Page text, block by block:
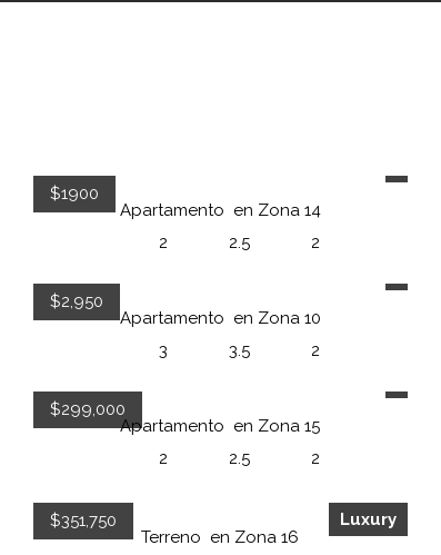
$1900
Apartamento en Zona 14
2
2.5 2
$2,950
Apartamento en Zona 10
3
3.5 2
$299,000
Apartamento en Zona 15
2
2.5 2
Luxury
$351,750
Terreno en Zona 16